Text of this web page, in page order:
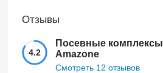
Отзывы
4.2
Посевные комплексы
Amazone
Смотреть 12 отзывов